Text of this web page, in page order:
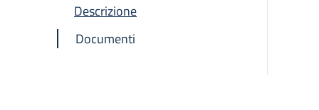
Descrizione
Documenti